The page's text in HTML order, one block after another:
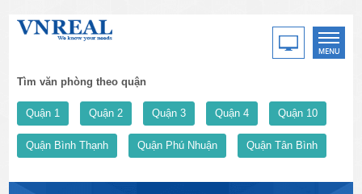
Tìm văn phòng theo quận
Quận 1 Quận 2 Quận 3 Quận 4 Quận 10
Quận Bình Thạnh Quận Phú Nhuận Quận Tân Bình